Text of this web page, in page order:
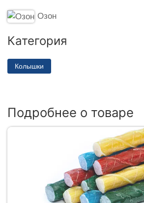
Озон
Категория
Колышки
Подробнее о товаре